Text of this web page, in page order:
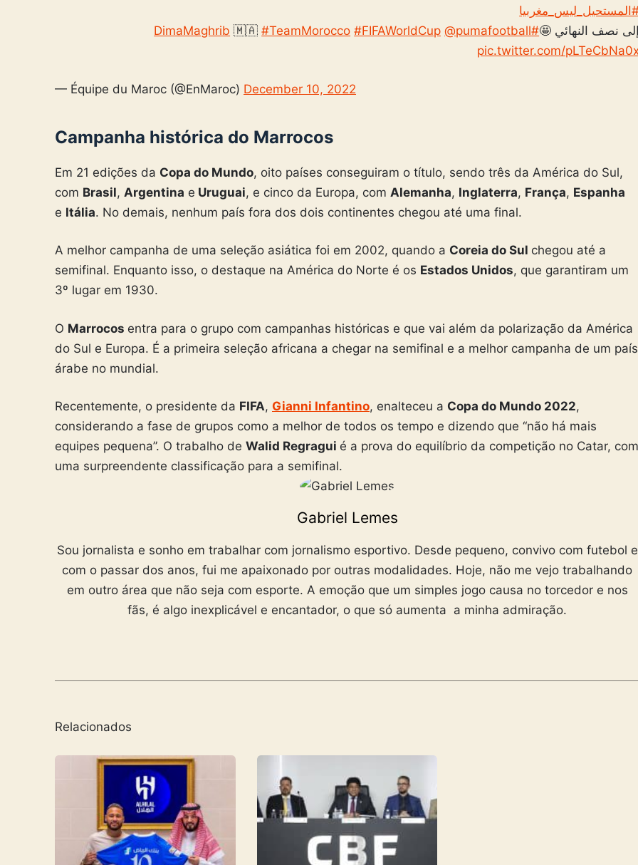
نصف النهائي 🤩#DimaMaghrib
🇲🇦#TeamMorocco #FIFAWorldCup @pumafootball
pic.twitter.com/
— Équipe du Maroc (@EnMaroc) December 10, 2022
Campanha histórica do Marrocos
Em 21 edições da Copa do Mundo, oito países conseguiram o título, sendo três da América do Sul,
com Brasil, Argentina e Uruguai, e cinco da Europa, com Alemanha, Inglaterra, França, Espanha
e Itália. No demais, nenhum país fora dos dois continentes chegou até uma final.
A melhor campanha de uma seleção asiática foi em 2002, quando a Coreia do Sul chegou até a
semifinal. Enquanto isso, o destaque na América do Norte é os Estados Unidos, que garantiram um
3º lugar em 1930.
O Marrocos entra para o grupo com campanhas históricas e que vai além da polarização da América
do Sul e Europa. É a primeira seleção africana a chegar na semifinal e a melhor campanha de um país
árabe no mundial.
Recentemente, o presidente da FIFA, Gianni Infantino, enalteceu a Copa do Mundo 2022,
considerando a fase de grupos como a melhor de todos os tempo e dizendo que “não há mais
equipes pequena”. O trabalho de Walid Regragui é a prova do equilíbrio da competição no Catar, com
uma surpreendente classificação para a semifinal.
Gabriel Lemes
Sou jornalista e sonho em trabalhar com jornalismo esportivo. Desde pequeno, convivo com futebol e
com o passar dos anos, fui me apaixonado por outras modalidades. Hoje, não me vejo trabalhando
em outro área que não seja com esporte. A emoção que um simples jogo causa no torcedor e nos
fãs, é algo inexplicável e encantador, o que só aumenta a minha admiração.
Relacionados